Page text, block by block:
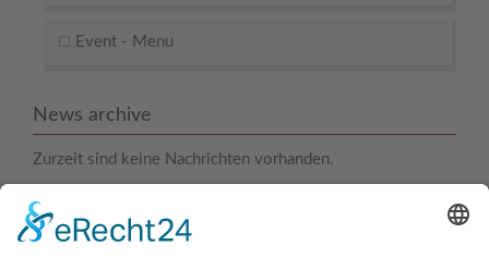
Event - Menu
News archive
Zurzeit sind keine Nachrichten vorhanden.